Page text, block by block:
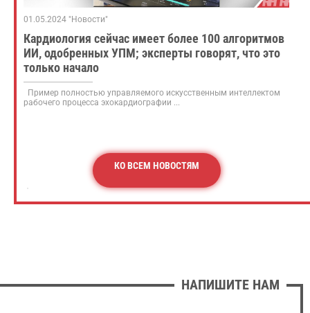
01.05.2024 "Новости"
Кардиология сейчас имеет более 100 алгоритмов
ИИ, одобренных УПМ; эксперты говорят, что это
только начало
Пример полностью управляемого искусственным интеллектом
рабочего процесса эхокардиографии ...
КО ВСЕМ НОВОСТЯМ
НАПИШИТЕ НАМ